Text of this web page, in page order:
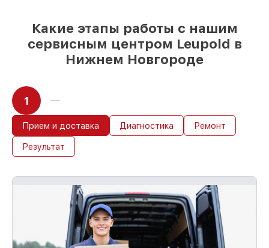
Какие этапы работы с нашим
сервисным центром Leupold в
Нижнем Новгороде
1
Прием и доставка Диагностика Ремонт
Результат